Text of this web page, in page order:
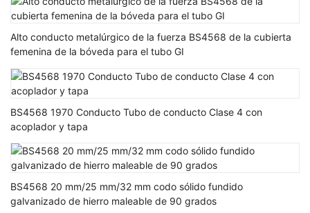
Alto conducto metalúrgico de la fuerza BS4568 de la cubierta
femenina de la bóveda para el tubo GI
BS4568 1970 Conducto Tubo de conducto Clase 4 con
acoplador y tapa
BS4568 20 mm/25 mm/32 mm codo sólido fundido
galvanizado de hierro maleable de 90 grados